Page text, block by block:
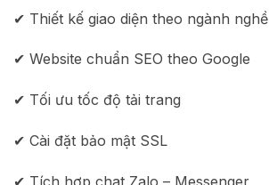
✔ Thiết kế giao diện theo ngành nghề
✔ Website chuẩn SEO theo Google
✔ Tối ưu tốc độ tải trang
✔ Cài đặt bảo mật SSL
✔ Tích hợp chat Zalo – Messenger